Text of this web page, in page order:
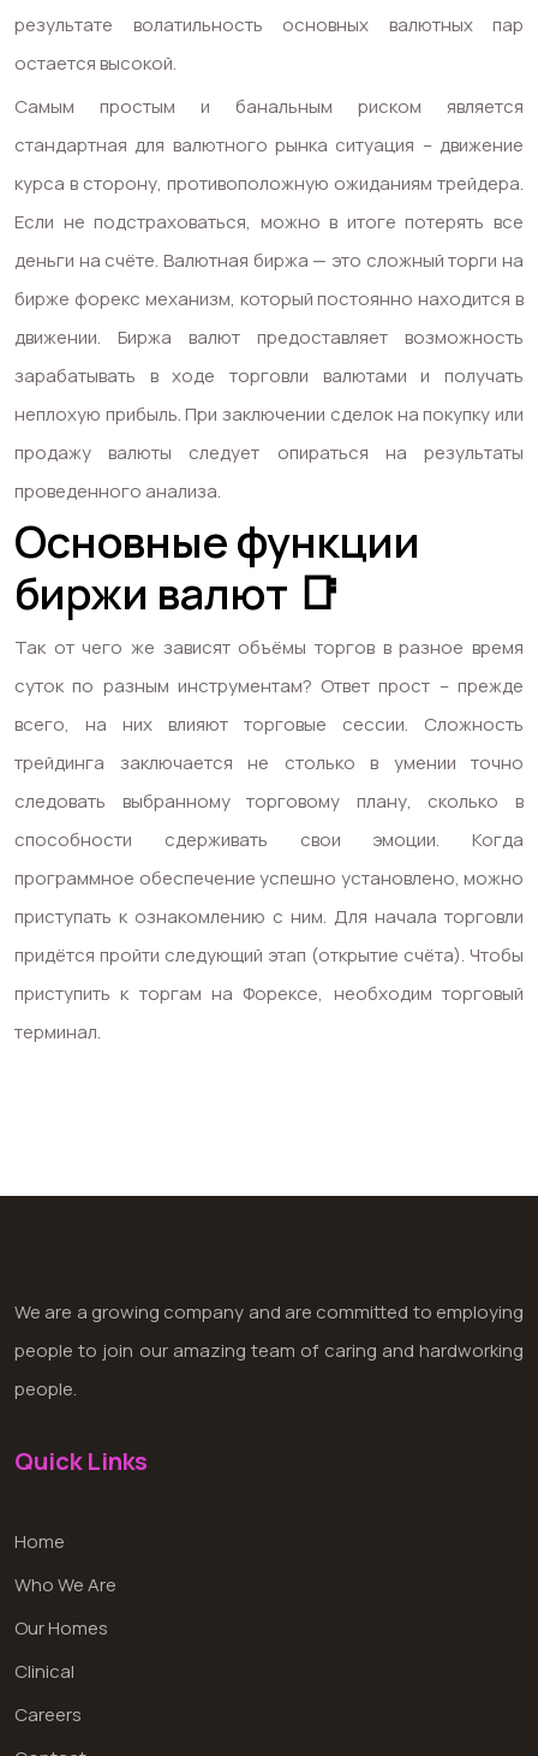
результате волатильность основных валютных пар
остается высокой.
Самым простым и банальным риском является
стандартная для валютного рынка ситуация – движение
курса в сторону, противоположную ожиданиям трейдера.
Если не подстраховаться, можно в итоге потерять все
деньги на счёте. Валютная биржа — это сложныйторги на
бирже форекс механизм, который постоянно находится в
движении. Биржа валют предоставляет возможность
зарабатывать в ходе торговли валютами и получать
неплохую прибыль. При заключении сделок на покупку или
продажу валюты следует опираться на результаты
проведенного анализа.
Основные функции
биржи валют 📑
Так от чего же зависят объёмы торгов в разное время
суток по разным инструментам? Ответ прост – прежде
всего, на них влияют торговые сессии. Сложность
трейдинга заключается не столько в умении точно
следовать выбранному торговому плану, сколько в
способности сдерживать свои эмоции. Когда
программное обеспечение успешно установлено, можно
приступать к ознакомлению с ним. Для начала торговли
придётся пройти следующий этап (открытие счёта). Чтобы
приступить к торгам на Форексе, необходим торговый
терминал.
We are a growing company and are committed to employing
people to join our amazing team of caring and hardworking
people.
Quick Links
Home
Who We Are
Our Homes
Clinical
Careers